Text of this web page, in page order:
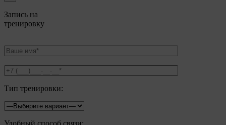
Запись на
тренировку
Тип тренировки: